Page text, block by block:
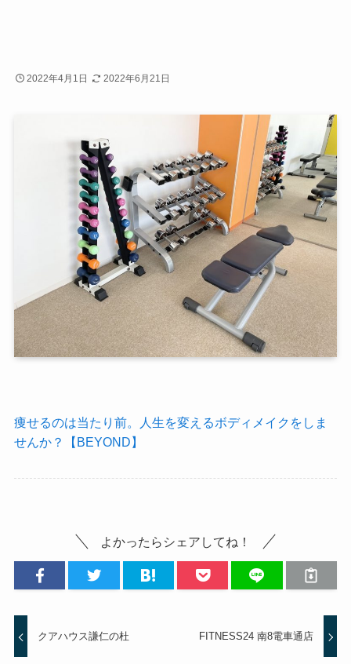
2022年4月1日 2022年6月21日
痩せるのは当たり前。人生を変えるボディメイクをしま
せんか？【BEYOND】
よかったらシェアしてね！
クアハウス謙仁の杜 FITNESS24 南8電車通店